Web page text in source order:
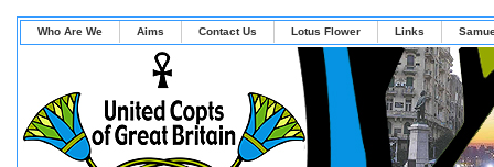
Who Are We Aims Contact Us Lotus Flower Links